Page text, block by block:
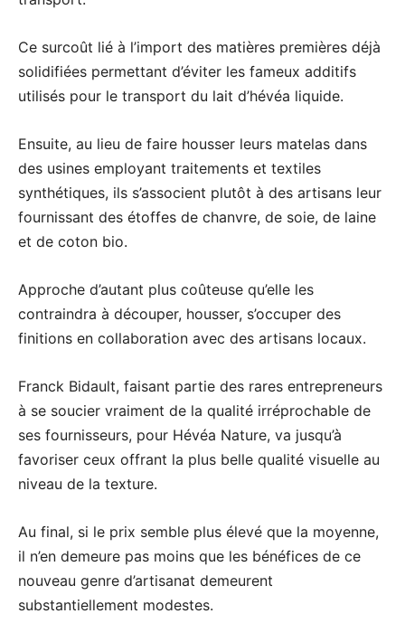
Ce surcoût lié à l’import des matières premières déjà
solidifiées permettant d’éviter les fameux additifs
utilisés pour le transport du lait d’hévéa liquide.
Ensuite, au lieu de faire housser leurs matelas dans
des usines employant traitements et textiles
synthétiques, ils s’associent plutôt à des artisans leur
fournissant des étoffes de chanvre, de soie, de laine
et de coton bio.
Approche d’autant plus coûteuse qu’elle les
contraindra à découper, housser, s’occuper des
finitions en collaboration avec des artisans locaux.
Franck Bidault, faisant partie des rares entrepreneurs
à se soucier vraiment de la qualité irréprochable de
ses fournisseurs, pour Hévéa Nature, va jusqu’à
favoriser ceux offrant la plus belle qualité visuelle au
niveau de la texture.
Au final, si le prix semble plus élevé que la moyenne,
il n’en demeure pas moins que les bénéfices de ce
nouveau genre d’artisanat demeurent
substantiellement modestes.